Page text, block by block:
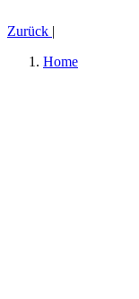
Zurück |
Home